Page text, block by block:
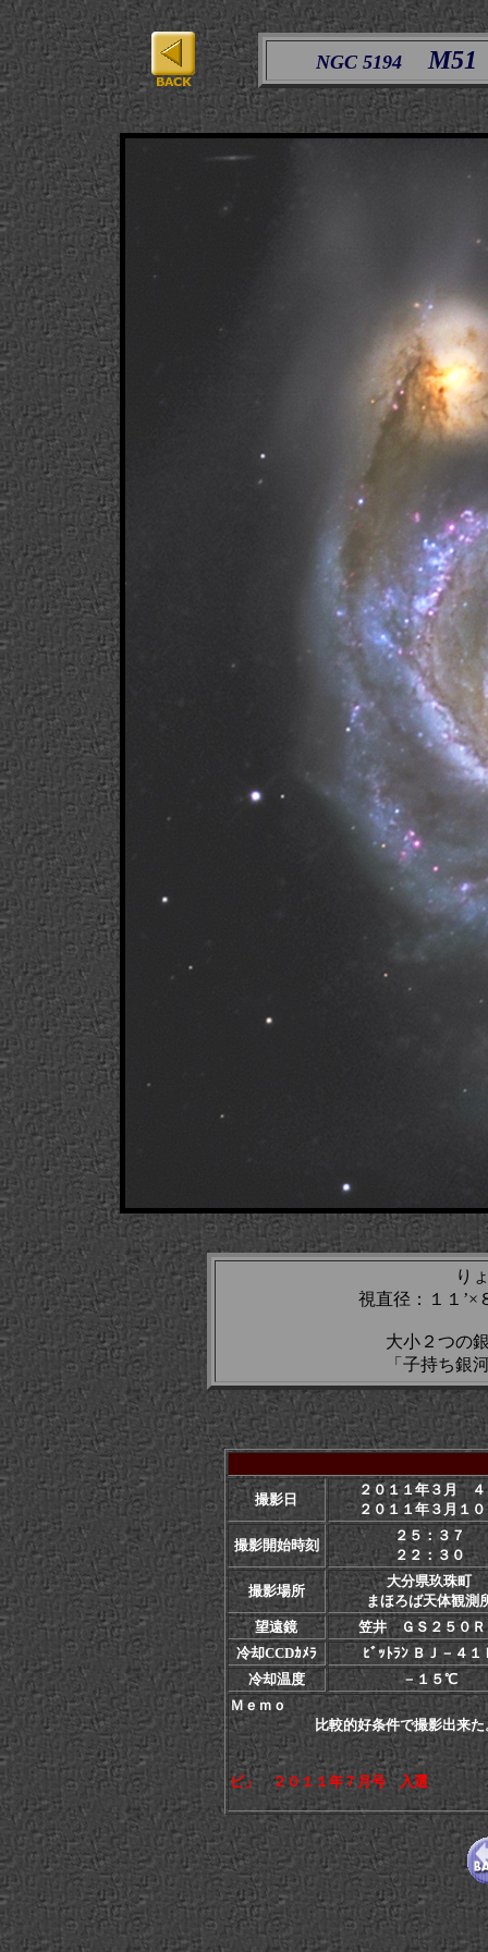
NGC 5194 M51
り
視直径：１１
大小２つの
「子持ち銀
撮影日
２０１１年３月 ４
２０１１年３月１
撮影開始時刻
２５：３７
２２：３０
撮影場所
大分県玖珠町
まほろば天体観測
望遠鏡
笠井 ＧＳ２５０Ｒ
冷却CCDｶﾒﾗ
ﾋﾞｯﾄﾗﾝ ＢＪ－４１
冷却温度
－１５℃
Ｍｅｍｏ
比較的好条件で撮影出来た
ビ」 ２０１１年７月号 入選